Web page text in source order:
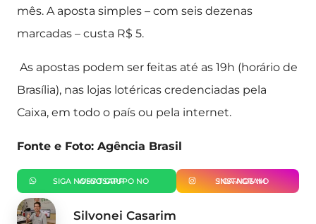
mês. A aposta simples – com seis dezenas
marcadas – custa R$ 5.
As apostas podem ser feitas até as 19h (horário de
Brasília), nas lojas lotéricas credenciadas pela
Caixa, em todo o país ou pela internet.
Fonte e Foto: Agência Brasil
SIGA NOSSO GRUPO NO WHATSAPP SIGA-NOS NO INSTAGRAM
Silvonei Casarim